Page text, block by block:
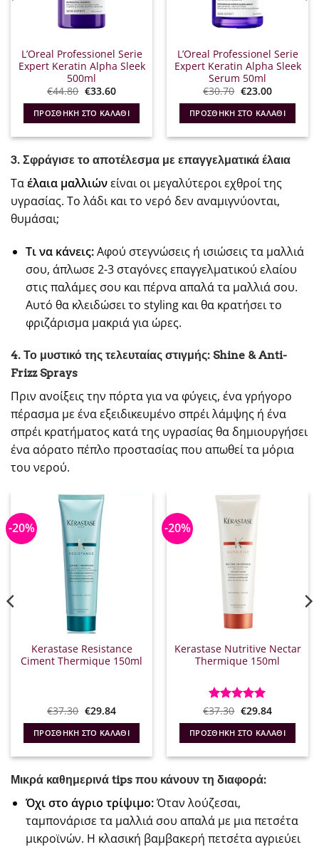
L’Oreal Professionel Serie
Expert Keratin Alpha Sleek
500ml
€44.80 Original
was:
€44.80.
€33.60Η
τιμή
είναι:
€33.60.
ΠΡΟΣΘΉΚΗ ΣΤΟ ΚΑΛΆΘΙ
L’Oreal Professionel Serie
Expert Keratin Alpha Sleek
Serum 50ml
€30.70 Original
was:
€30.70.
€23.00Η
τιμή
είναι:
€23.00.
ΠΡΟΣΘΉΚΗ ΣΤΟ ΚΑΛΆΘΙ
3. Σφράγισε το αποτέλεσμα με επαγγελματικά έλαια
Ταέλαια μαλλιώνείναι οι μεγαλύτεροι εχθροί της
υγρασίας. Το λάδι και το νερό δεν αναμιγνύονται,
θυμάσαι;
Τι να κάνεις:Αφού στεγνώσεις ή ισιώσεις τα μαλλιά
σου, άπλωσε 2-3 σταγόνες επαγγελματικού ελαίου
στις παλάμες σου και πέρνα απαλά τα μαλλιά σου.
Αυτό θα κλειδώσει το styling και θα κρατήσει το
φριζάρισμα μακριά για ώρες.
4. Το μυστικό της τελευταίας στιγμής: Shine & Anti-
Frizz Sprays
Πριν ανοίξεις την πόρτα για να φύγεις, ένα γρήγορο
πέρασμα με ένα εξειδικευμένο σπρέι λάμψης ή ένα
σπρέι κρατήματος κατά της υγρασίας θα δημιουργήσει
ένα αόρατο πέπλο προστασίας που απωθεί τα μόρια
του νερού.
-20%
Kerastase Resistance
Ciment Thermique 150ml
€37.30 Original
was:
€37.30.
€29.84Η
τιμή
είναι:
€29.84.
ΠΡΟΣΘΉΚΗ ΣΤΟ ΚΑΛΆΘΙ
-20%
Kerastase Nutritive Nectar
Thermique 150ml
Βαθμολογήθηκε
με5από 5
€37.30 Original
was:
€37.30.
€29.84Η
τιμή
είναι:
€29.84.
ΠΡΟΣΘΉΚΗ ΣΤΟ ΚΑΛΆΘΙ
Μικρά καθημερινά tips που κάνουν τη διαφορά:
Όχι στο άγριο τρίψιμο:Όταν λούζεσαι,
ταμπονάρισε τα μαλλιά σου απαλά με μια πετσέτα
μικροϊνών. Η κλασική βαμβακερή πετσέτα αγριεύει